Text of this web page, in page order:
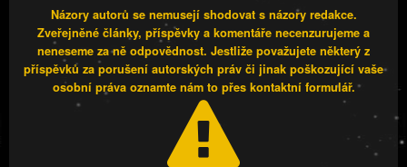
Názory autorů se nemusejí shodovat s názory redakce.
Zveřejněné články, příspěvky a komentáře necenzurujeme a
neneseme za ně odpovědnost. Jestliže považujete některý z
příspěvků za porušení autorských práv či jinak poškozující vaše
osobní práva oznamte nám to přes kontaktní formulář.